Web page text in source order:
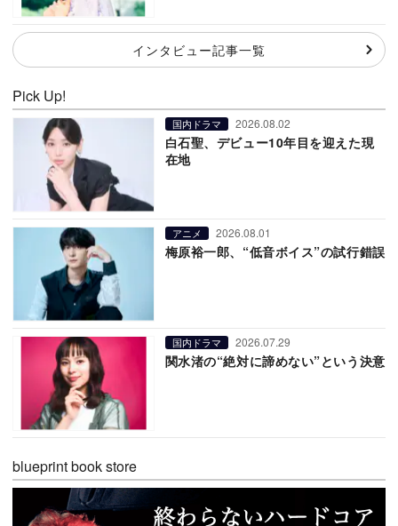
インタビュー記事一覧
Pick Up!
国内ドラマ 2026.08.02
白石聖、デビュー10年目を迎えた現
在地
アニメ 2026.08.01
梅原裕一郎、“低音ボイス”の試行錯誤
国内ドラマ 2026.07.29
関水渚の“絶対に諦めない”という決意
blueprint book store